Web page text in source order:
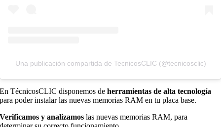
Una publicación compartida de TecnicosCLIC (@tecnicosclic)
En TécnicosCLIC disponemos deherramientas de alta tecnología
para poder instalar las nuevas memorias RAM en tu placa base.
Verificamos y analizamos las nuevas memorias RAM, para